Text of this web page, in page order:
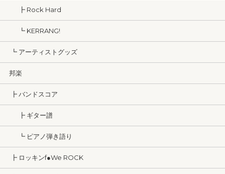
┣ Rock Hard
┗ KERRANG!
┗ アーティストグッズ
邦楽
┣ バンドスコア
┣ ギター譜
┗ ピアノ弾き語り
┣ ロッキンf●We ROCK